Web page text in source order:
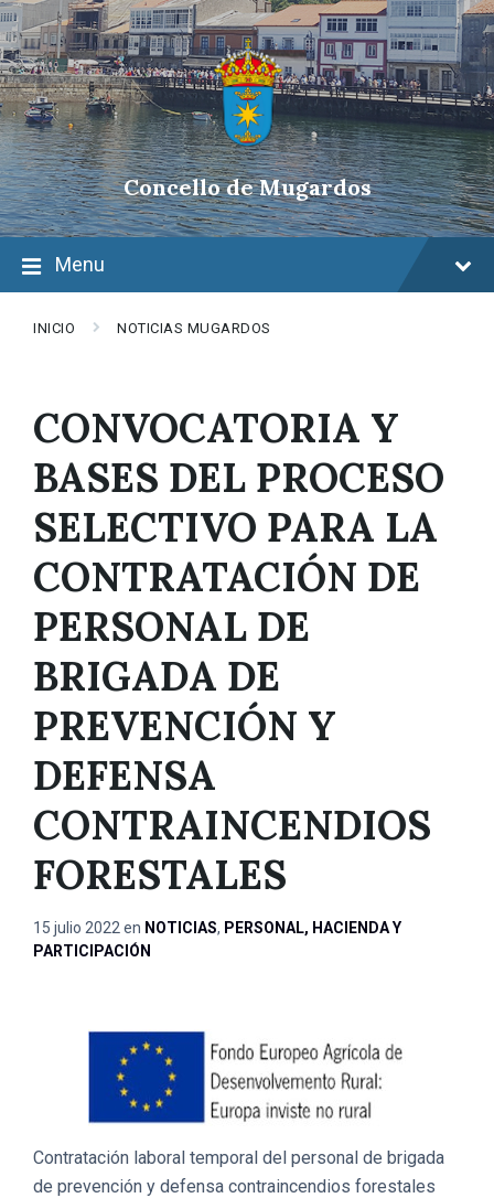
Skip
to
content
Skip
to
main
navigation
Skip
to
footer
Concello de Mugardos
Menu
INICIO NOTICIAS MUGARDOS
CONVOCATORIA Y
BASES DEL PROCESO
SELECTIVO PARA LA
CONTRATACIÓN DE
PERSONAL DE
BRIGADA DE
PREVENCIÓN Y
DEFENSA
CONTRAINCENDIOS
FORESTALES
15 julio 2022 en NOTICIAS, PERSONAL, HACIENDA Y
PARTICIPACIÓN
Contratación laboral temporal del personal de brigada
de prevención y defensa contraincendios forestales